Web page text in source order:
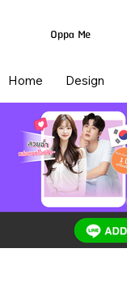
Oppa Me
Home Design